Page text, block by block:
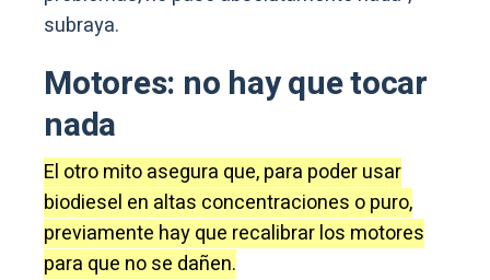
subraya.
Motores: no hay que tocar
nada
El otro mito asegura que, para poder usar
biodiesel en altas concentraciones o puro,
previamente hay que recalibrar los motores
para que no se dañen.